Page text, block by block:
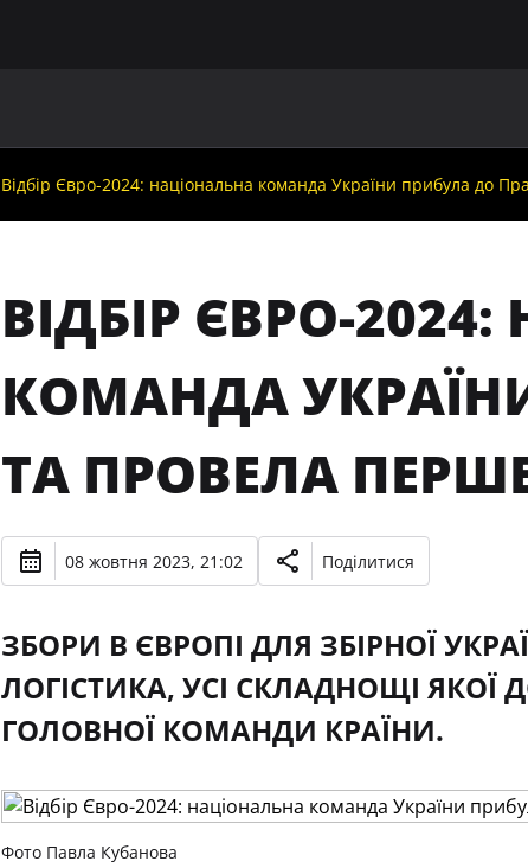
Відбір Євро-2024: національна команда України прибула до
ВІДБІР ЄВРО-
КОМАНДА
ТА ПРОВЕЛА
08 жовтня 2023, 21:02 Поділитися
ЗБОРИ В ЄВРОПІ ДЛЯ ЗБІРНОЇ
ЛОГІСТИКА, УСІ СКЛАДНОЩІ
ГОЛОВНОЇ КОМАНДИ КРАЇНИ.
Фото Павла Кубанова